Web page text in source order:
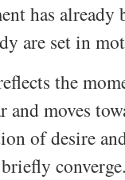
has
are set in
the
and moves
of desire